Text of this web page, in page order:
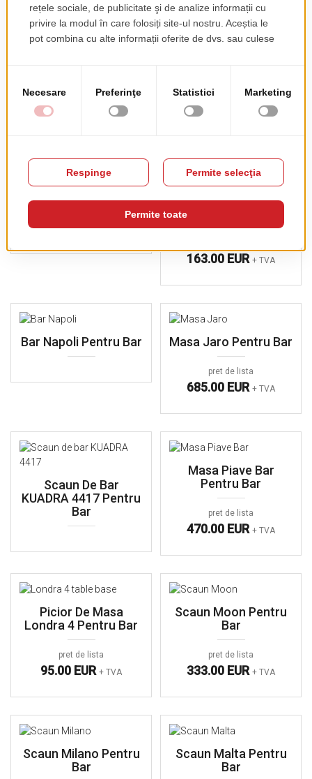
pret de lista
129.00 EUR+ TVA
Bar Wolff Pentru Bar Bar Kai Pentru Bar
Receptie Alma Spa
Marvy Display Pentru
163.00 EUR + TVA
Bar Napoli Pentru Bar Masa Jaro Pentru Bar
pret de lista
685.00 EUR + TVA
Scaun De Bar
KUADRA 4417 Pentru
Bar
Masa Piave Bar
Pentru Bar
pret de lista
470.00 EUR + TVA
Picior De Masa
Londra 4 Pentru Bar
pret de lista
95.00 EUR + TVA
Scaun Moon Pentru
Bar
pret de lista
333.00 EUR + TVA
Scaun Milano Pentru
Bar
Scaun Malta Pentru
Bar